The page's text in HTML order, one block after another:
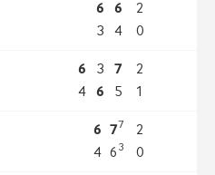
6
6
3
4
2
0
6 3
7
4
6 5
2
1
6 77
4 6 3
2
0